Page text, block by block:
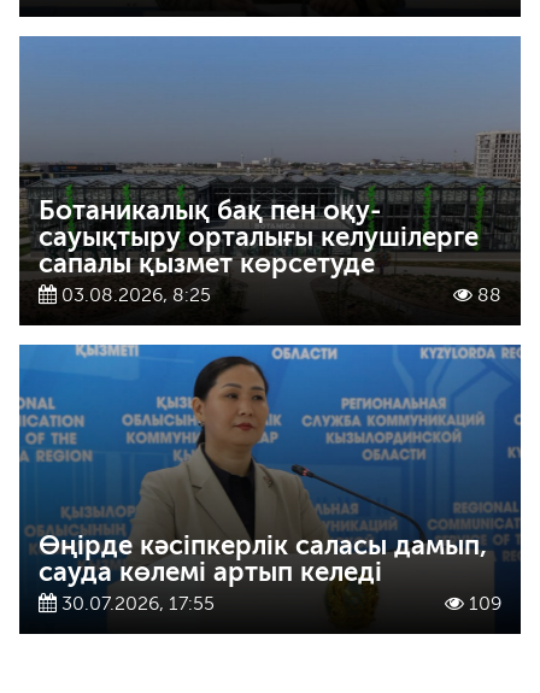
Ботаникалық бақ пен оқу-
сауықтыру орталығы келушілерге
сапалы қызмет көрсетуде
03.08.2026, 8:25 88
Өңірде кәсіпкерлік саласы дамып,
сауда көлемі артып келеді
30.07.2026, 17:55 109